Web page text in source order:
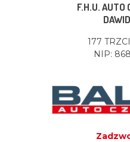
F.H.U. AUTO
177
NIP: